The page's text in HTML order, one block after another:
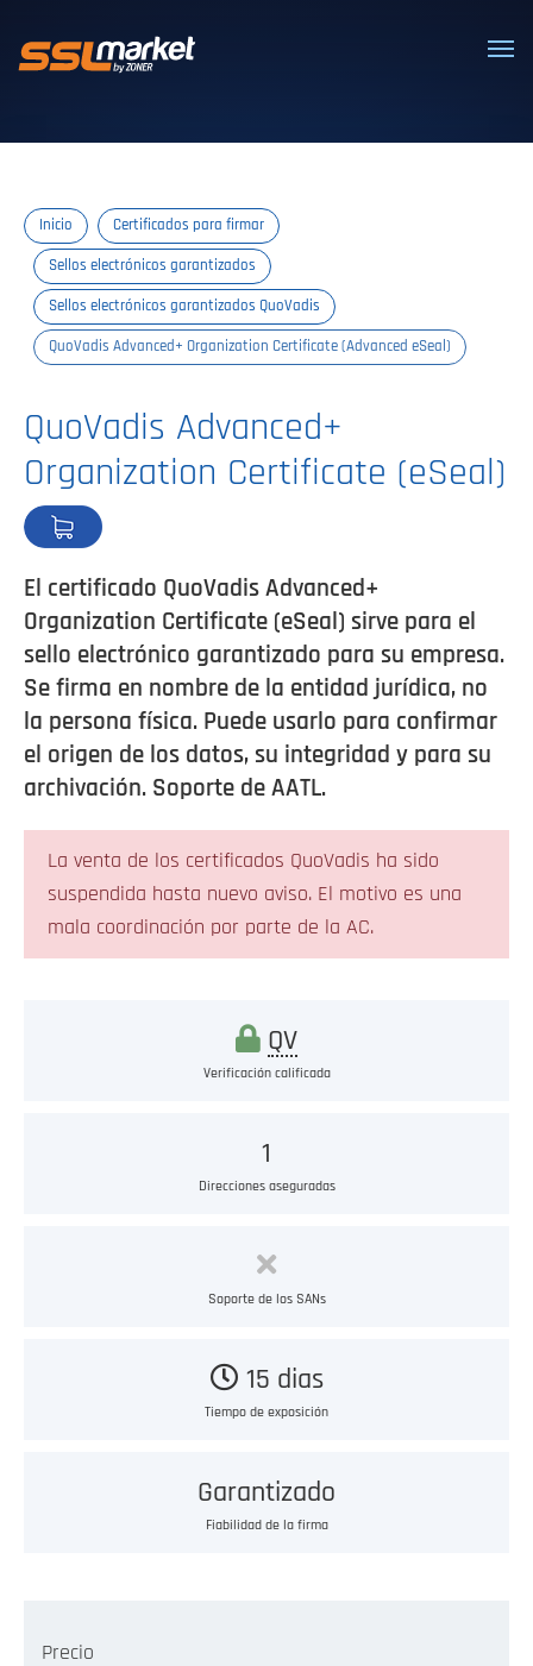
Certificados SSL/TLS confiables
Inicio Certificados para firmar
Sellos electrónicos garantizados
Sellos electrónicos garantizados QuoVadis
QuoVadis Advanced+ Organization Certificate (Advanced eSeal)
QuoVadis Advanced+
Organization Certificate (eSeal)
El certificado QuoVadis Advanced+
Organization Certificate (eSeal) sirve para el
sello electrónico garantizado para su empresa.
Se firma en nombre de la entidad jurídica, no
la persona física. Puede usarlo para confirmar
el origen de los datos, su integridad y para su
archivación. Soporte de AATL.
La venta de los certificados QuoVadis ha sido
suspendida hasta nuevo aviso. El motivo es una
mala coordinación por parte de la AC.
QV
Verificación calificada
1
Direcciones aseguradas
Soporte de los SANs
15 dias
Tiempo de exposición
Garantizado
Fiabilidad de la firma
Precio